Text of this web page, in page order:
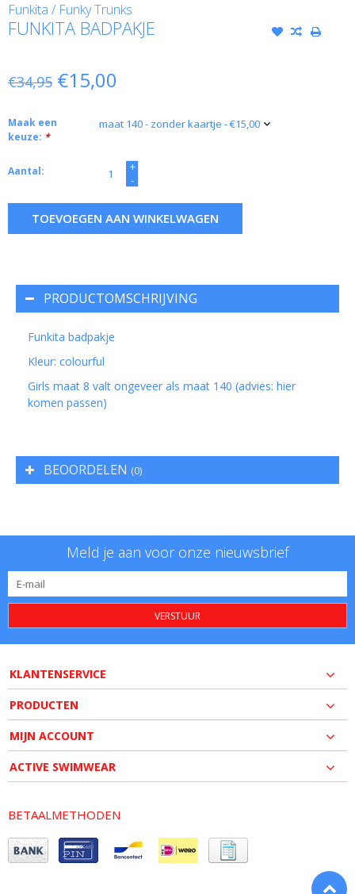
Funkita / Funky Trunks
FUNKITA BADPAKJE
€34,95 €15,00
Maak een
keuze: *
Aantal:
+
-
TOEVOEGEN AAN WINKELWAGEN
PRODUCTOMSCHRIJVING
Funkita badpakje
Kleur: colourful
Girls maat 8 valt ongeveer als maat 140 (advies: hier
komen passen)
BEOORDELEN (0)
Meld je aan voor onze nieuwsbrief
VERSTUUR
KLANTENSERVICE
PRODUCTEN
MIJN ACCOUNT
ACTIVE SWIMWEAR
BETAALMETHODEN